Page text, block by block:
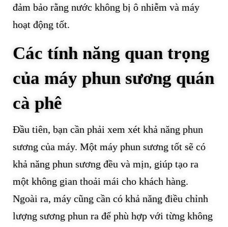
đảm bảo rằng nước không bị ô nhiễm và máy
hoạt động tốt.
Các tính năng quan trọng
của máy phun sương quán
cà phê
Đầu tiên, bạn cần phải xem xét khả năng phun
sương của máy. Một máy phun sương tốt sẽ có
khả năng phun sương đều và mịn, giúp tạo ra
một không gian thoải mái cho khách hàng.
Ngoài ra, máy cũng cần có khả năng điều chỉnh
lượng sương phun ra để phù hợp với từng không